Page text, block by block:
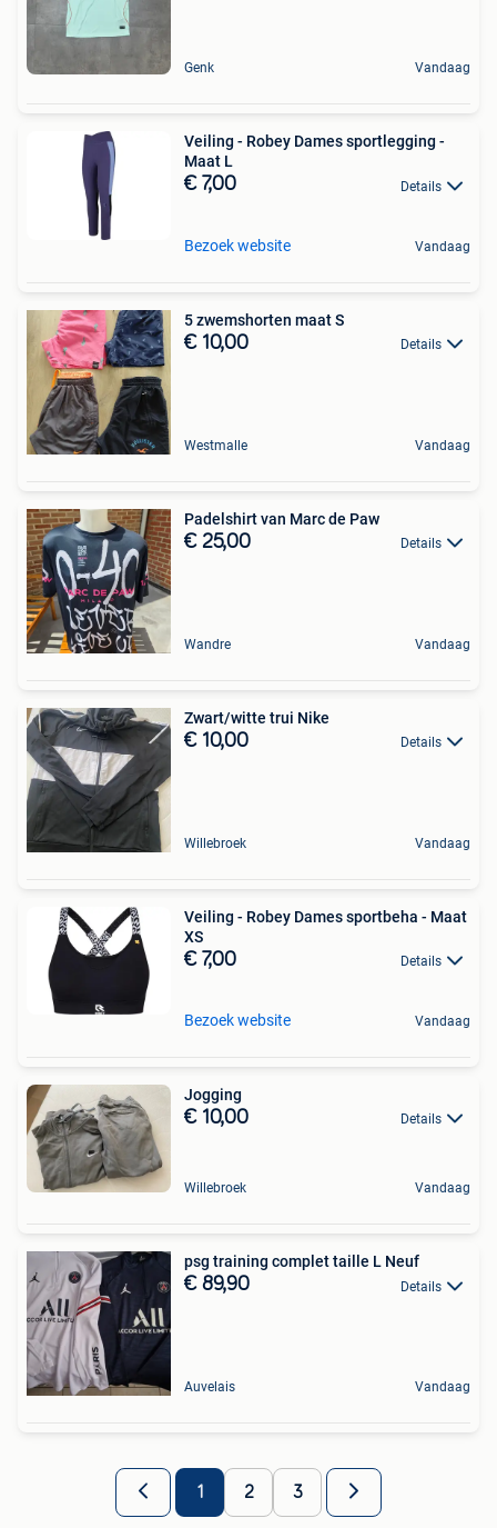
Genk Vandaag
Veiling - Robey Dames sportlegging -
Maat L
€ 7,00 Details
Bezoek website Vandaag
5 zwemshorten maat S
€ 10,00 Details
Westmalle Vandaag
Padelshirt van Marc de Paw
€ 25,00 Details
Wandre Vandaag
Zwart/witte trui Nike
€ 10,00 Details
Willebroek Vandaag
Veiling - Robey Dames sportbeha - Maat
XS
€ 7,00 Details
Bezoek website Vandaag
Jogging
€ 10,00 Details
Willebroek Vandaag
psg training complet taille L Neuf
€ 89,90 Details
Auvelais Vandaag
1 2 3